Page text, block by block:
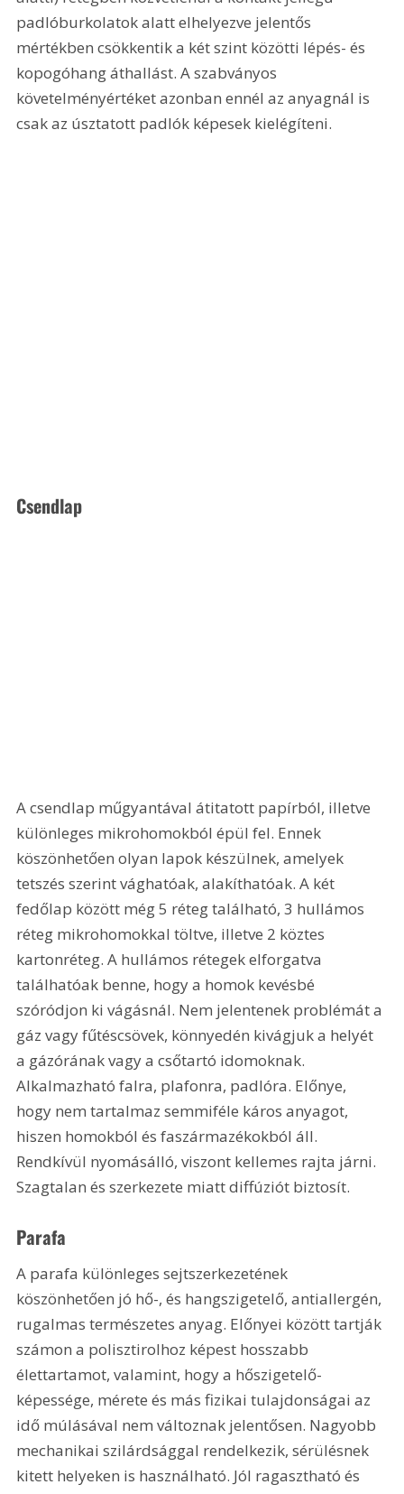
padlóburkolatok alatt elhelyezve jelentős
mértékben csökkentik a két szint közötti lépés- és
kopogóhang áthallást. A szabványos
követelményértéket azonban ennél az anyagnál is
csak az úsztatott padlók képesek kielégíteni.
Csendlap
A csendlap műgyantával átitatott papírból, illetve
különleges mikrohomokból épül fel. Ennek
köszönhetően olyan lapok készülnek, amelyek
tetszés szerint vághatóak, alakíthatóak. A két
fedőlap között még 5 réteg található, 3 hullámos
réteg mikrohomokkal töltve, illetve 2 köztes
kartonréteg. A hullámos rétegek elforgatva
találhatóak benne, hogy a homok kevésbé
szóródjon ki vágásnál. Nem jelentenek problémát a
gáz vagy fűtéscsövek, könnyedén kivágjuk a helyét
a gázórának vagy a csőtartó idomoknak.
Alkalmazható falra, plafonra, padlóra. Előnye,
hogy nem tartalmaz semmiféle káros anyagot,
hiszen homokból és faszármazékokból áll.
Rendkívül nyomásálló, viszont kellemes rajta járni.
Szagtalan és szerkezete miatt diffúziót biztosít.
Parafa
A parafa különleges sejtszerkezetének
köszönhetően jó hő-, és hangszigetelő, antiallergén,
rugalmas természetes anyag. Előnyei között tartják
számon a polisztirolhoz képest hosszabb
élettartamot, valamint, hogy a hőszigetelő-
képessége, mérete és más fizikai tulajdonságai az
idő múlásával nem változnak jelentősen. Nagyobb
mechanikai szilárdsággal rendelkezik, sérülésnek
kitett helyeken is használható. Jól ragasztható és